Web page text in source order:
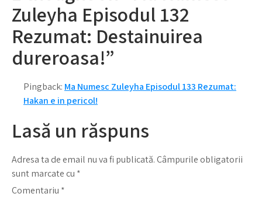
Zuleyha Episodul 132
Rezumat: Destainuirea
dureroasa!”
Pingback: Ma Numesc Zuleyha Episodul 133 Rezumat:
Hakan e in pericol!
Lasă un răspuns
Adresa ta de email nu va fi publicată.Câmpurile obligatorii
sunt marcate cu *
Comentariu *